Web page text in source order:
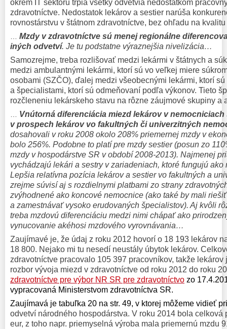
okrem IT sektoru trpia všetky odvetvia nedostatkom
zdravotníctve. Nedostatok lekárov a sestier narúša
rovnostárstvu v štátnom zdravotníctve, bez ohľadu na
Mzdy v zdravotníctve sú menej regionálne
iných odvetví. Je tu podstatne výraznejšia nivelizácia…
Samozrejme, treba rozlišovať medzi lekármi v štátnych a
medzi ambulantnými lekármi, ktorí sú vo veľkej miere
osobami (SZČO), ďalej medzi všeobecnými lekármi, ktorí
a špecialistami, ktorí sú odmeňovaní podľa výkonov. Tieto
rozčleneniu lekárskeho stavu na rôzne záujmové skupiny a
Vnútorná diferenciácia miezd lekárov v
v prospech lekárov vo fakultných či univerzitných
dosahovali v roku 2008 okolo 208% priemernej mzdy v
bolo 256%. Podobne to platí pre mzdy sestier (posun zo
mzdy v hospodárstve SR v období 2008-2013). Najmenej
vychádzajú lekári a sestry v zariadeniach, ktoré fungujú
Lepšia relatívna pozícia lekárov a sestier vo fakultných a
zrejme súvisí aj s rozdielnymi platbami zo strany
zvýhodnené ako koncové nemocnice (ako také by mali
a zamestnávať vysoko erudovaných špecialistov). Aj kvôli
treba mzdovú diferenciáciu medzi nimi chápať ako
vynucovanie akéhosi mzdového vyrovnávania…
Zaujímavé je, že údaj z roku 2012 hovorí o 18 193 lekárov
18 800. Nejako mi tu nesedí neustály úbytok lekárov.
zdravotníctve pracovalo 105 397 pracovníkov, takže
rozbor vývoja miezd v zdravotníctve od roku 2012 do roku
zdravotníctve pre výbor NR SR pre zdravotníctvo zo
vypracovaná Ministerstvom zdravotníctva SR.
Zaujímavá je tabuľka 20 na str. 49, v ktorej môžeme vidieť
odvetví národného hospodárstva. V roku 2014 bola celková
eur, z toho napr. priemyselná výroba mala priemernú mzdu